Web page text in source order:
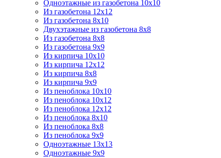
Одноэтажные из газобетона 10х10
Из газобетона 12х12
Из газобетона 8х10
Двухэтажные из газобетона 8х8
Из газобетона 8х8
Из газобетона 9х9
Из кирпича 10х10
Из кирпича 12х12
Из кирпича 8х8
Из кирпича 9х9
Из пеноблока 10х10
Из пеноблока 10х12
Из пеноблока 12х12
Из пеноблока 8х10
Из пеноблока 8х8
Из пеноблока 9х9
Одноэтажные 13х13
Одноэтажные 9х9